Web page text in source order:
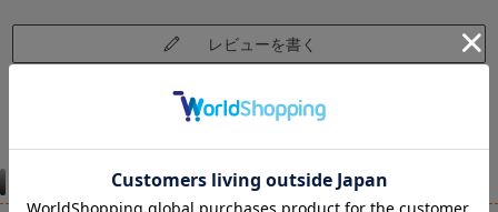
レビューを書く